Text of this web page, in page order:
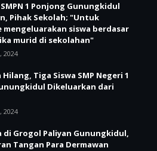
1 Ponjong Gunungkidul
Pihak Sekolah; "Untuk
mengeluarakan siswa berdasar
murid di sekolahan"
2024
Tiga Siswa SMP Negeri 1
Dikeluarkan dari
2024
di Grogol Paliyan Gunungkidul,
Tangan Para Dermawan